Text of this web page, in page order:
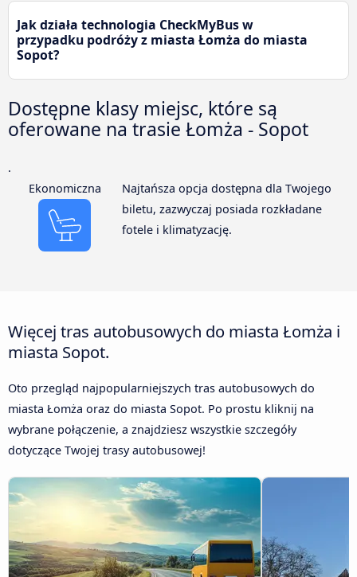
Jak działa technologia CheckMyBus w
przypadku podróży z miasta Łomża do miasta
Sopot?
Dostępne klasy miejsc, które są
oferowane na trasie Łomża - Sopot
.
Ekonomiczna
Najtańsza opcja dostępna dla Twojego
biletu, zazwyczaj posiada rozkładane
fotele i klimatyzację.
Więcej tras autobusowych do miasta Łomża i
miasta Sopot.
Oto przegląd najpopularniejszych tras autobusowych do
miasta Łomża oraz do miasta Sopot. Po prostu kliknij na
wybrane połączenie, a znajdziesz wszystkie szczegóły
dotyczące Twojej trasy autobusowej!